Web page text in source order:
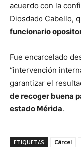
acuerdo con la
Diosdado Cabello,
funcionario
Fue encarcelado
“intervención
garantizar el
de recoger buena
estado Mérida.
ETIQUETAS Cárcel